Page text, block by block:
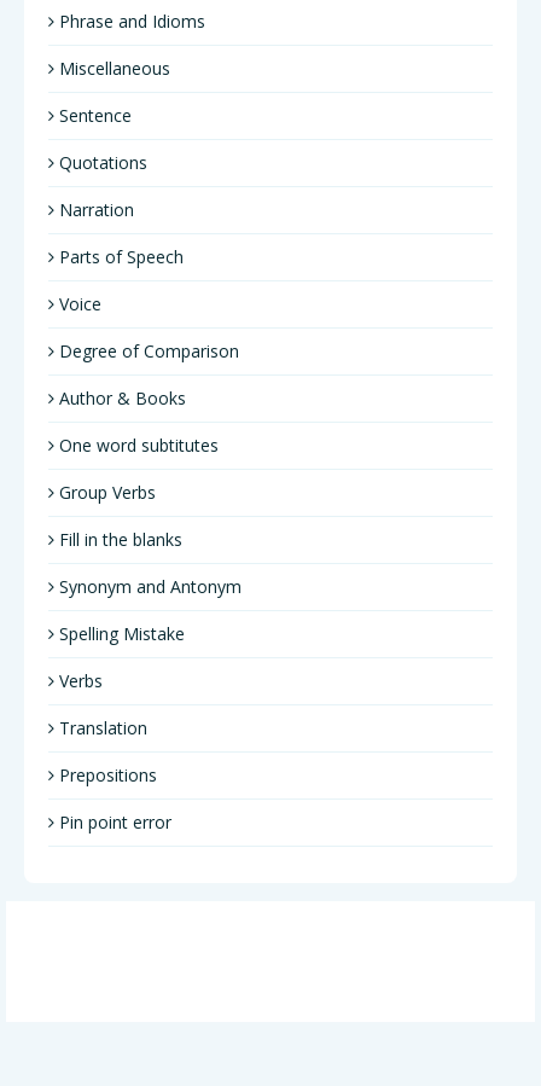
Phrase and Idioms
Miscellaneous
Sentence
Quotations
Narration
Parts of Speech
Voice
Degree of Comparison
Author & Books
One word subtitutes
Group Verbs
Fill in the blanks
Synonym and Antonym
Spelling Mistake
Verbs
Translation
Prepositions
Pin point error